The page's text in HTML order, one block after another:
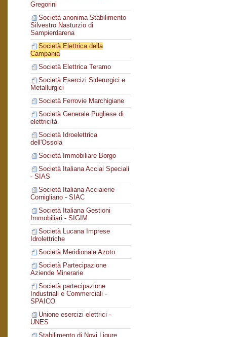
Gregorini
Società anonima Stabilimento
Silvestro Nasturzio di
Sampierdarena
Società Elettrica della
Campania
Società Elettrica Teramo
Società Esercizi Siderurgici e
Metallurgici
Società Ferrovie Marchigiane
Società Generale Pugliese di
elettricità
Società Idroelettrica
dell'Ossola
Società Immobiliare Borgo
Società Italiana Acciai Speciali
- SIAS
Società Italiana Acciaierie
Cornigliano - SIAC
Società Italiana Gestioni
Immobiliari - SIGIM
Società Lucana Imprese
Idrolettriche
Società Meridionale Azoto
Società Partecipazione
Aziende Minerarie
Società partecipazione
Industriali e Commerciali -
SPAICO
Unione esercizi elettrici -
UNES
Stabilimento di Novi Ligure